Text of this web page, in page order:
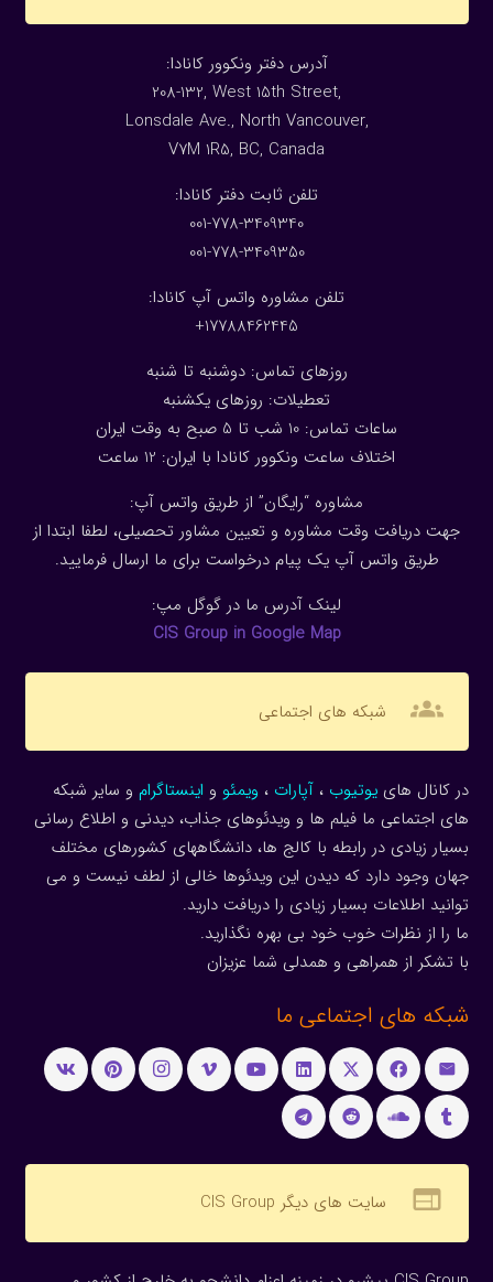
:آدرس دفتر ونکوور کانادا
208-132, West 15th Street,
Lonsdale Ave., North Vancouver,
V7M 1R5, BC, Canada
:تلفن ثابت دفتر کانادا
001-778-3409340
001-778-3409350
تلفن مشاوره واتس آپ کانادا:
17788462445+
روزهای تماس: دوشنبه تا شنبه
تعطیلات: روزهای یکشنبه
ساعات تماس: 10 شب تا 5 صبح به وقت ایران
اختلاف ساعت ونکوور کانادا با ایران: 1 2 ساعت
مشاوره “رایگان” از طریق واتس آپ:
جهت دریافت وقت مشاوره و تعیین مشاور تحصیلی، لطفا ابتدا از
طریق واتس آپ یک پیام درخواست برای ما ارسال فرمایید.
لینک آدرس ما در گوگل مپ:
CIS Group in Google Map
groups شبکه های اجتماعی
در کانال هاییوتیوب ، آپارات ، ویمئو و اینستاگرام و سایر شبکه
های اجتماعی ما فیلم ها و ویدئوهای جذاب، دیدنی و اطلاع رسانی
بسیار زیادی در رابطه با کالج ها، دانشگاههای کشورهای مختلف
جهان وجود دارد که دیدن این ویدئوها خالی از لطف نیست و می
توانید اطلاعات بسیار زیادی را دریافت دارید.
ما را از نظرات خوب خود بی بهره نگذارید.
با تشکر از همراهی و همدلی شما عزیزان
شبکه های اجتماعی ما
web سایت های دیگر CIS Group